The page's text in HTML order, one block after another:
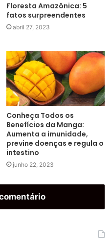
Floresta Amazônica: 5
fatos surpreendentes
abril 27, 2023
Conheça Todos os
Benefícios da Manga:
Aumenta a imunidade,
previne doenças e regula o
intestino
junho 22, 2023